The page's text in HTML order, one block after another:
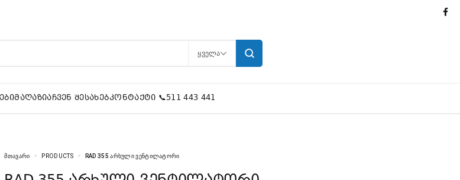
ᲧᲕᲔᲚᲐ
ᲛᲐᲦᲐᲖᲘᲐᲩᲕᲔᲜ ᲨᲔᲡᲐᲮᲔᲑᲙᲝᲜᲢᲐᲥᲢᲘ 📞511 443 441
ᲛᲗᲐᲕᲐᲠᲘ PRODUCTS RAD 355 ᲐᲠᲮᲣᲚᲘ ᲕᲔᲜᲢᲘᲚᲐᲢᲝᲠᲘ